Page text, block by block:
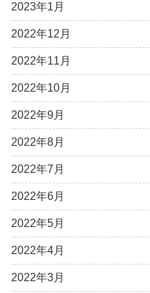
2023年1月
2022年12月
2022年11月
2022年10月
2022年9月
2022年8月
2022年7月
2022年6月
2022年5月
2022年4月
2022年3月